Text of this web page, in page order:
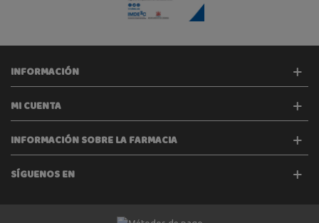
INFORMACIÓN
MI CUENTA
INFORMACIÓN SOBRE LA FARMACIA
SÍGUENOS EN